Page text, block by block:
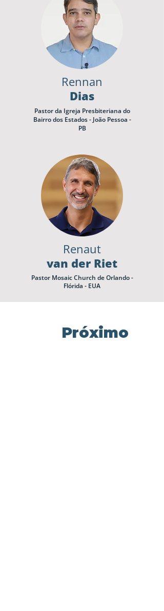
Rennan
Dias
Pastor da Igreja Presbiteriana do
Bairro dos Estados - João Pessoa -
PB
Renaut
van der Riet
Pastor Mosaic Church de Orlando -
Flórida - EUA
Próximo